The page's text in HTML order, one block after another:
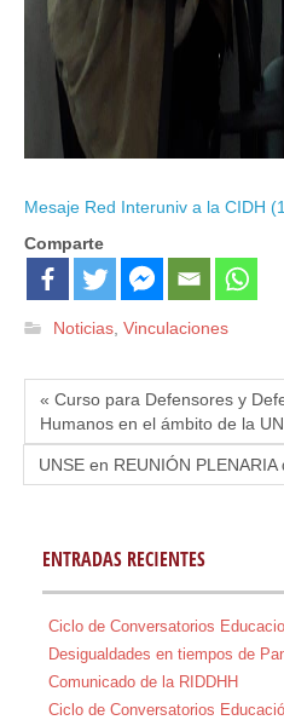
Mesaje Red Interuniv a la CIDH
Comparte
Noticias, Vinculaciones
« Curso para Defensores y
Humanos en el ámbito de la
UNSE en REUNIÓN
ENTRADAS RECIENTES
Ciclo de Conversatorios
Desigualdades en tiempos de
Comunicado de la RIDDHH
Ciclo de Conversatorios